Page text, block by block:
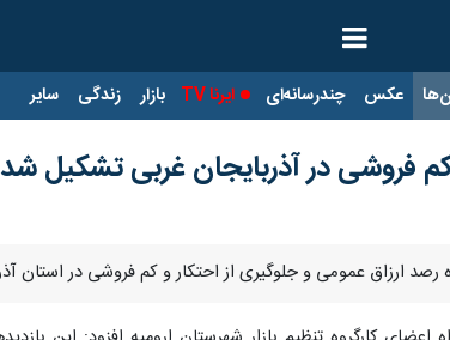
عکس چندرسانه‌ای ایرنا TV بازار زندگی سایر
کم فروشی در آذربایجان غربی تشکیل شد